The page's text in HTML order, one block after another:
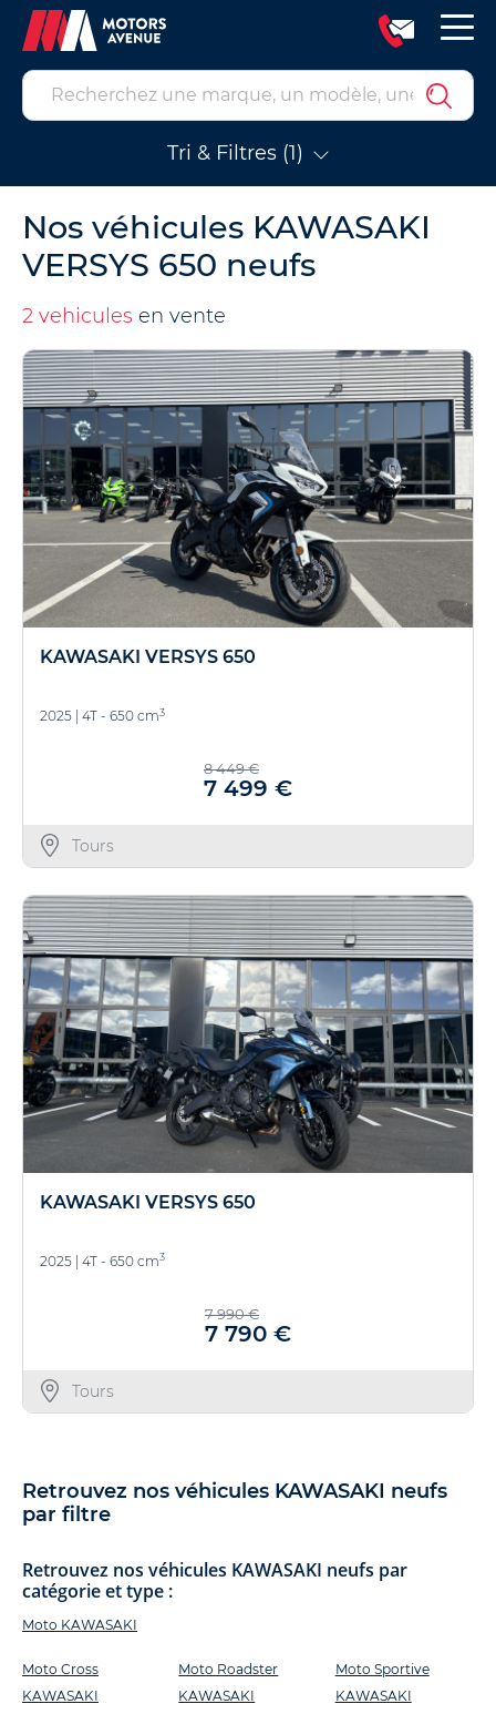
Tri & Filtres (1)
Nos véhicules KAWASAKI
VERSYS 650 neufs
2 vehicules en vente
KAWASAKI VERSYS 650
2025 4T - 650 cm3
8 449 €
7 499 €
Tours
KAWASAKI VERSYS 650
2025 4T - 650 cm3
7 990 €
7 790 €
Tours
Retrouvez nos véhicules KAWASAKI neufs
par filtre
Retrouvez nos véhicules KAWASAKI neufs par
catégorie et type :
Moto KAWASAKI
Moto Cross
KAWASAKI
Moto Roadster
KAWASAKI
Moto Sportive
KAWASAKI